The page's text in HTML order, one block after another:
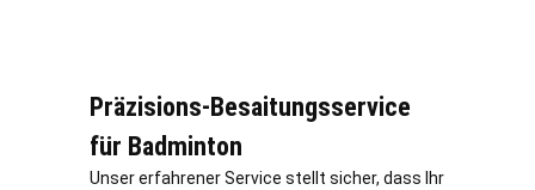
Präzisions-Besaitungsservice
für Badminton
Unser erfahrener Service stellt sicher, dass Ihr